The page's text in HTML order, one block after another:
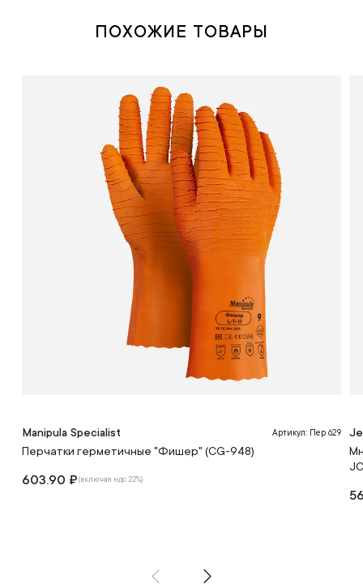
ПОХОЖИЕ ТОВАРЫ
Manipula Specialist Артикул: Пер 629
Перчатки герметичные "Фишер" (CG-948)
603.90 ₽(включая ндс 22%)